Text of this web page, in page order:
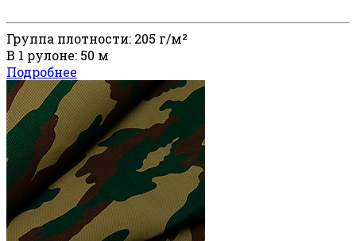
Группа плотности: 205 г/м²
В 1 рулоне: 50 м
Подробнее